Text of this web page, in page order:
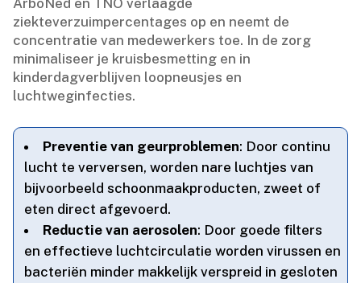
ziekteverzuimpercentages op en neemt de
concentratie van medewerkers toe.​ In de zorg
minimaliseer je kruisbesmetting en in
kinderdagverblijven loopneusjes en
luchtweginfecties.​
Preventie van geurproblemen: Door continu
lucht te verversen, worden nare luchtjes van
bijvoorbeeld schoonmaakproducten, zweet of
eten direct afgevoerd.​
Reductie van aerosolen: Door goede filters
en effectieve luchtcirculatie worden virussen en
bacteriën minder makkelijk verspreid in gesloten